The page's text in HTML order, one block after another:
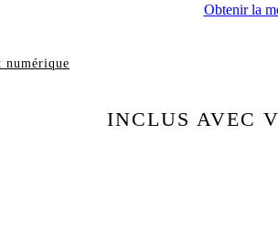
Obtenir la
numérique
INCLUS AVEC